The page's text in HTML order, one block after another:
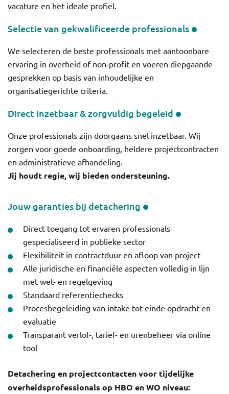
vacature en het ideale profiel.
Selectie van gekwalificeerde professionals
We selecteren de beste professionals met aantoonbare
ervaring in overheid of non‑profit en voeren diepgaande
gesprekken op basis van inhoudelijke en
organisatiegerichte criteria.
Direct inzetbaar & zorgvuldig begeleid
Onze professionals zijn doorgaans snel inzetbaar. Wij
zorgen voor goede onboarding, heldere projectcontracten
en administratieve afhandeling.
Jij houdt regie, wij bieden ondersteuning.
Jouw garanties bij detachering
Direct toegang tot ervaren professionals
gespecialiseerd in publieke sector
Flexibiliteit in contractduur en afloop van project
Alle juridische en financiële aspecten volledig in lijn
met wet- en regelgeving
Standaard referentiechecks
Procesbegeleiding van intake tot einde opdracht en
evaluatie
Transparant verlof-, tarief- en urenbeheer via online
tool
Detachering en projectcontacten voor tijdelijke
overheidsprofessionals op HBO en WO niveau: